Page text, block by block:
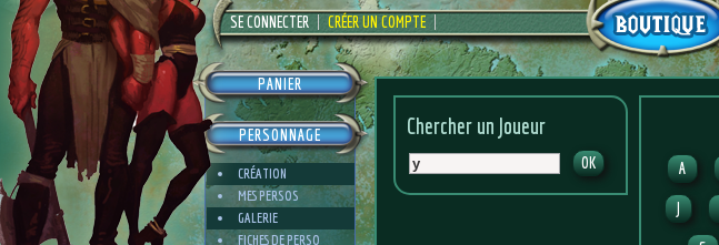
SE CONNECTER CRÉER UN COMPTE
PANIER
PERSONNAGE
CRÉATION
MES PERSOS
GALERIE
FICHES DE PERSO
Chercher un Joueur
A
J